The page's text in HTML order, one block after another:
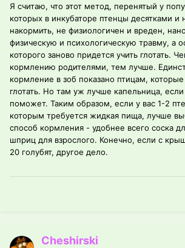
Я считаю, что этот метод, перенятый у
которых в инкубаторе птенцы десятками и
накормить, не физиологичен и вреден,
физическую и психологическую травму, а
которого заново придется учить глотать.
кормлению родителями, тем лучше.
кормление в зоб показано птицам,
глотать. Но там уж лучше капельница,
поможет. Таким образом, если у вас 1-2
которым требуется жидкая пища, лучше
способ кормления - удобнее всего соска
шприц для взрослого. Конечно, если с
20 голубят, другое дело.
Cheshirski